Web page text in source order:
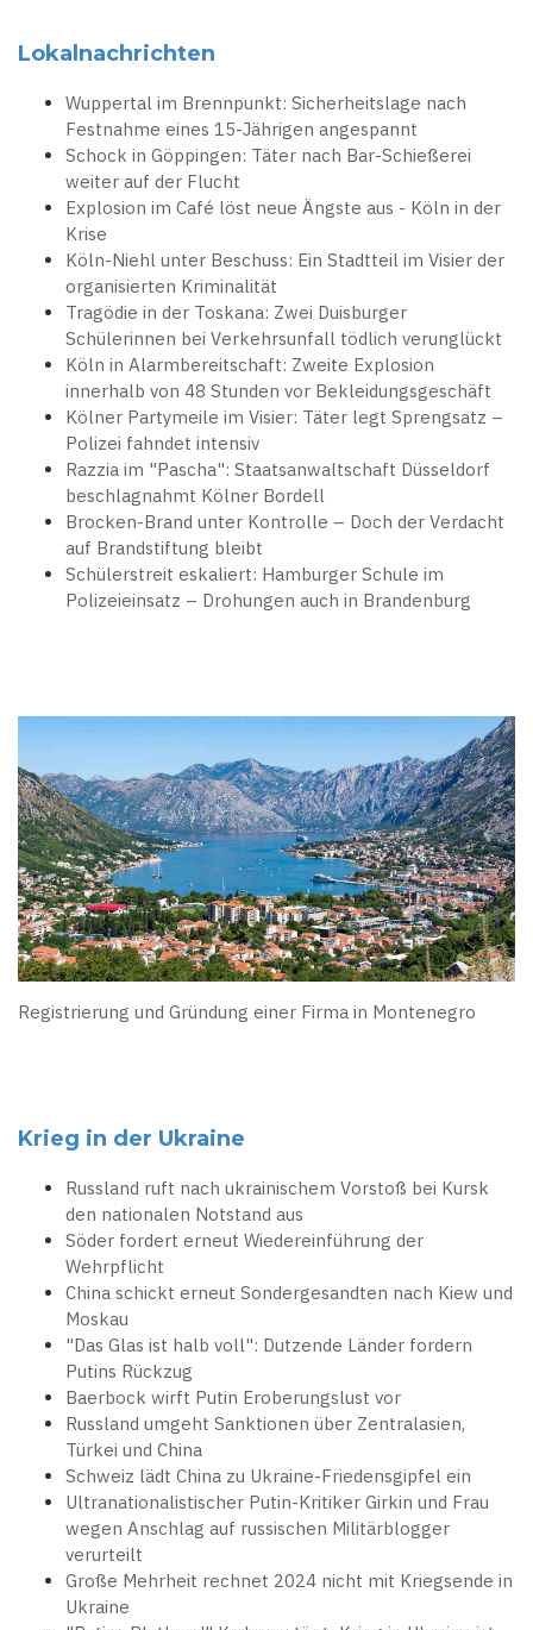
Lokalnachrichten
Wuppertal im Brennpunkt: Sicherheitslage nach
Festnahme eines 15-Jährigen angespannt
Schock in Göppingen: Täter nach Bar-Schießerei
weiter auf der Flucht
Explosion im Café löst neue Ängste aus - Köln in der
Krise
Köln-Niehl unter Beschuss: Ein Stadtteil im Visier der
organisierten Kriminalität
Tragödie in der Toskana: Zwei Duisburger
Schülerinnen bei Verkehrsunfall tödlich verunglückt
Köln in Alarmbereitschaft: Zweite Explosion
innerhalb von 48 Stunden vor Bekleidungsgeschäft
Kölner Partymeile im Visier: Täter legt Sprengsatz –
Polizei fahndet intensiv
Razzia im "Pascha": Staatsanwaltschaft Düsseldorf
beschlagnahmt Kölner Bordell
Brocken-Brand unter Kontrolle – Doch der Verdacht
auf Brandstiftung bleibt
Schülerstreit eskaliert: Hamburger Schule im
Polizeieinsatz – Drohungen auch in Brandenburg
Registrierung und Gründung einer Firma in Montenegro
Krieg in der Ukraine
Russland ruft nach ukrainischem Vorstoß bei Kursk
den nationalen Notstand aus
Söder fordert erneut Wiedereinführung der
Wehrpflicht
China schickt erneut Sondergesandten nach Kiew und
Moskau
"Das Glas ist halb voll": Dutzende Länder fordern
Putins Rückzug
Baerbock wirft Putin Eroberungslust vor
Russland umgeht Sanktionen über Zentralasien,
Türkei und China
Schweiz lädt China zu Ukraine-Friedensgipfel ein
Ultranationalistischer Putin-Kritiker Girkin und Frau
wegen Anschlag auf russischen Militärblogger
verurteilt
Große Mehrheit rechnet 2024 nicht mit Kriegsende in
Ukraine